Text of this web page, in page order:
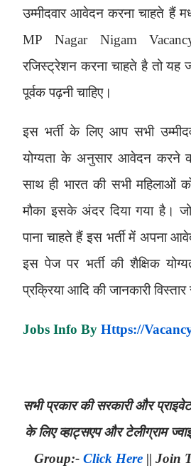
उम्मीदवार आवेदन करना चाहते हैं
MP Nagar Nigam
रजिस्ट्रेशन करना चाहते है तो यह
पूर्वक पढ़नी चाहिए।
इस भर्ती के लिए आप सभी
योग्यता के अनुसार आवेदन करने का
साथ ही भारत की सभी महिलाओं
मौका इसके अंदर दिया गया है। जो
पाना चाहते हैं इस भर्ती में अपना
इस पेज पर भर्ती की शैक्षिक
प्रक्रिया आदि की जानकारी
Jobs Info By Https://
सभी प्रकार की सरकारी और
के लिए व्हाट्सएप और टेलीग्राम
Group:- Click Here|| Join